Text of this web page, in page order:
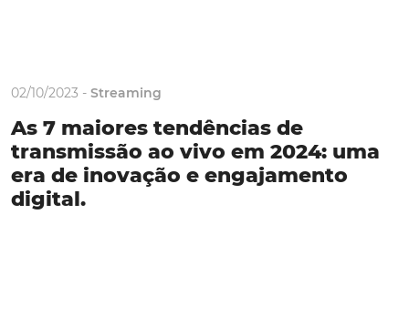
02/10/2023 - Streaming
As 7 maiores tendências de
transmissão ao vivo em 2024: uma
era de inovação e engajamento
digital.